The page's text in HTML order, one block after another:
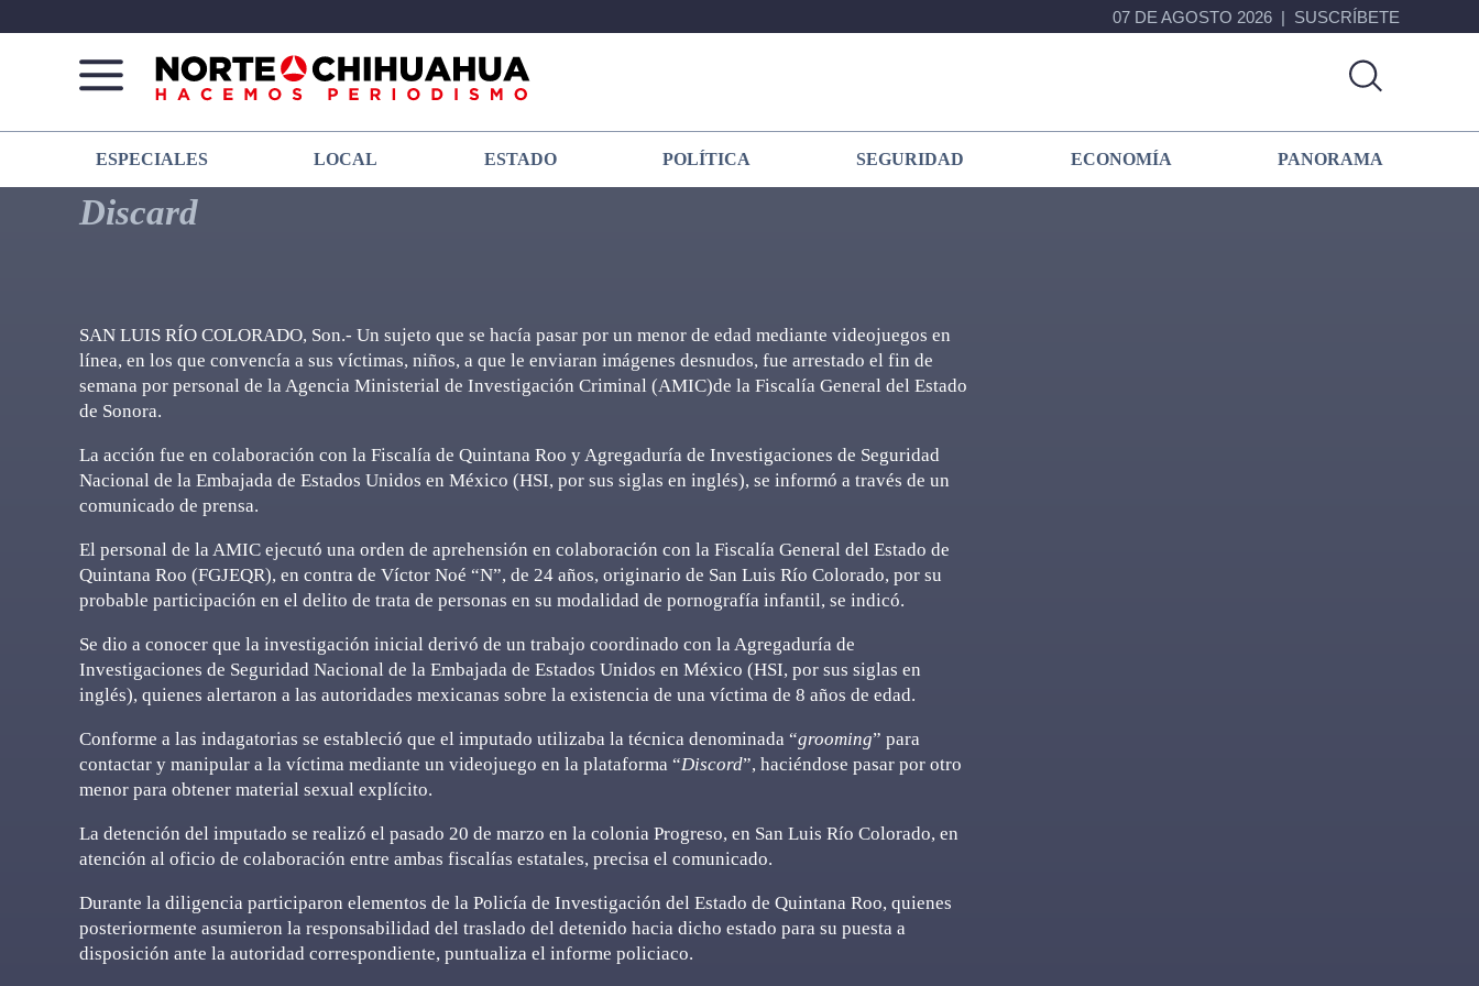
07 DE AGOSTO 2026 SUSCRÍBETE
Norte
De
Chihuahua
Más
que
noticias,
hacemos periodismo
ESPECIALES LOCAL ESTADO POLÍTICA SEGURIDAD ECONOMÍA PANORAMA
Discard
SAN LUIS RÍO COLORADO, Son.- Un sujeto que se hacía pasar por un menor de edad mediante videojuegos en
línea, en los que convencía a sus víctimas, niños, a que le enviaran imágenes desnudos, fue arrestado el fin de
semana por personal de la Agencia Ministerial de Investigación Criminal (AMIC)de la Fiscalía General del Estado
de Sonora.
La acción fue en colaboración con la Fiscalía de Quintana Roo y Agregaduría de Investigaciones de Seguridad
Nacional de la Embajada de Estados Unidos en México (HSI, por sus siglas en inglés), se informó a través de un
comunicado de prensa.
El personal de la AMIC ejecutó una orden de aprehensión en colaboración con la Fiscalía General del Estado de
Quintana Roo (FGJEQR), en contra de Víctor Noé “N”, de 24 años, originario de San Luis Río Colorado, por su
probable participación en el delito de trata de personas en su modalidad de pornografía infantil, se indicó.
Se dio a conocer que la investigación inicial derivó de un trabajo coordinado con la Agregaduría de
Investigaciones de Seguridad Nacional de la Embajada de Estados Unidos en México (HSI, por sus siglas en
inglés), quienes alertaron a las autoridades mexicanas sobre la existencia de una víctima de 8 años de edad.
Conforme a las indagatorias se estableció que el imputado utilizaba la técnica denominada “grooming” para
contactar y manipular a la víctima mediante un videojuego en la plataforma “Discord”, haciéndose pasar por otro
menor para obtener material sexual explícito.
La detención del imputado se realizó el pasado 20 de marzo en la colonia Progreso, en San Luis Río Colorado, en
atención al oficio de colaboración entre ambas fiscalías estatales, precisa el comunicado.
Durante la diligencia participaron elementos de la Policía de Investigación del Estado de Quintana Roo, quienes
posteriormente asumieron la responsabilidad del traslado del detenido hacia dicho estado para su puesta a
disposición ante la autoridad correspondiente, puntualiza el informe policiaco.